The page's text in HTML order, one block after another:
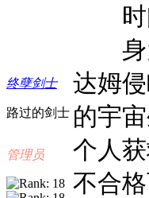
终孽剑士
路过的剑士
管理员
时间
身为
达姆
的宇
个人
不合